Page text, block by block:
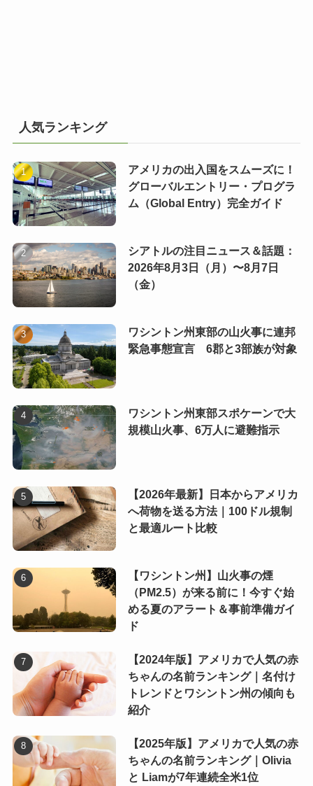
人気ランキング
アメリカの出入国をスムーズに！
グローバルエントリー・プログラ
ム（Global Entry）完全ガイド
シアトルの注目ニュース＆話題：
2026年8月3日（月）〜8月7日
（金）
ワシントン州東部の山火事に連邦
緊急事態宣言 6郡と3部族が対象
ワシントン州東部スポケーンで大
規模山火事、6万人に避難指示
【2026年最新】日本からアメリカ
へ荷物を送る方法｜100ドル規制
と最適ルート比較
【ワシントン州】山火事の煙
（PM2.5）が来る前に！今すぐ始
める夏のアラート＆事前準備ガイ
ド
【2024年版】アメリカで人気の赤
ちゃんの名前ランキング｜名付け
トレンドとワシントン州の傾向も
紹介
【2025年版】アメリカで人気の赤
ちゃんの名前ランキング｜Olivia
と Liamが7年連続全米1位